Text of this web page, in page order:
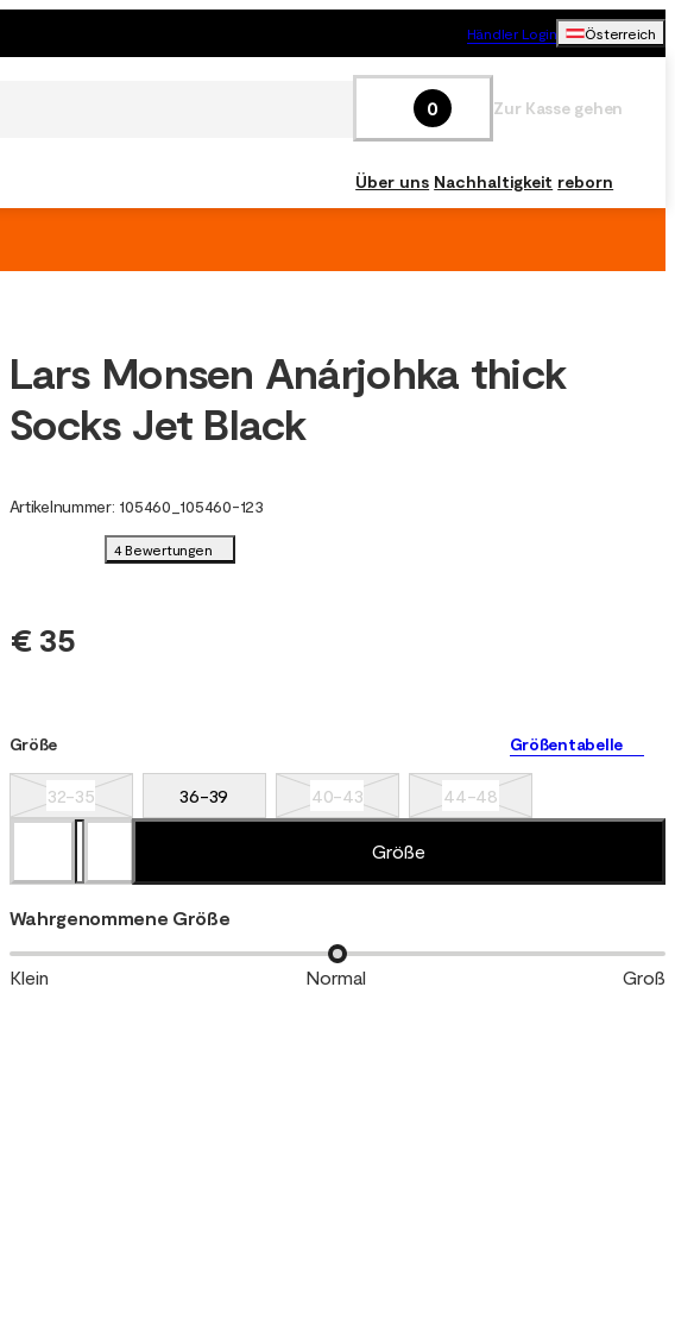
Händler Login Österreich
0 Zur Kasse gehen
Über uns Nachhaltigkeit reborn
Lars Monsen Anárjohka thick
Socks Jet Black
Artikelnummer: 105460 105460-123
4 Bewertungen
€ 35
Größe Größentabelle
32-35 36-39 40-43 44-48
Größe
Wahrgenommene Größe
Klein Normal Groß